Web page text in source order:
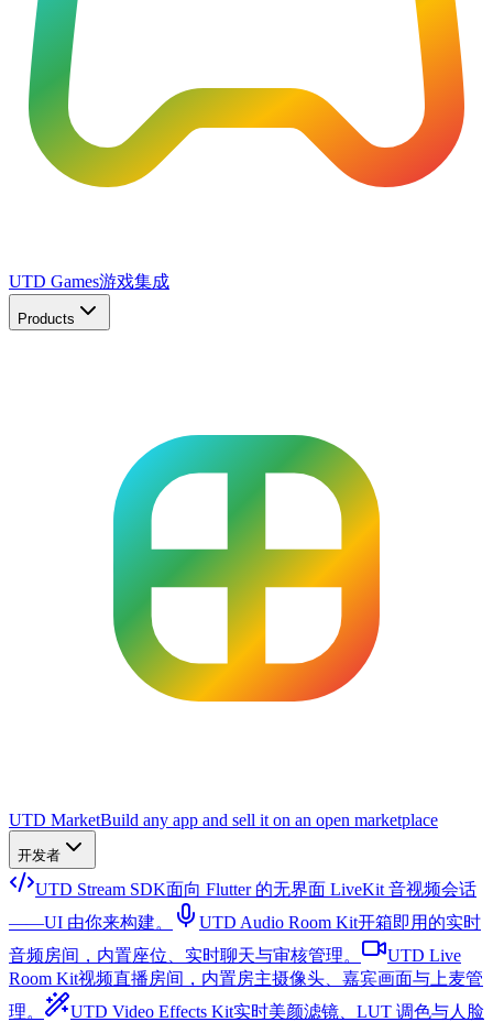
UTD Games游戏集成
Products
UTD MarketBuild any app and sell it on an open marketplace
开发者
UTD Stream SDK面向 Flutter 的无界面 LiveKit 音视频会话
——UI 由你来构建。
UTD Audio Room Kit开箱即用的实时
音频房间，内置座位、实时聊天与审核管理。
UTD Live
Room Kit视频直播房间，内置房主摄像头、嘉宾画面与上麦管
理。
UTD Video Effects Kit实时美颜滤镜、LUT 调色与人脸